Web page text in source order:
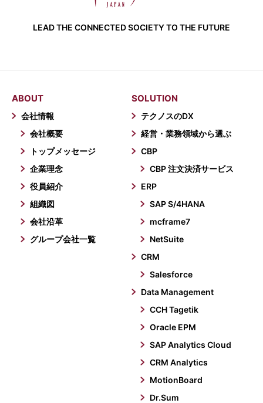
LEAD THE CONNECTED SOCIETY TO THE FUTURE
ABOUT
会社情報
会社概要
トップメッセージ
企業理念
役員紹介
組織図
会社沿革
グループ会社一覧
SOLUTION
テクノスのDX
経営・業務領域から選ぶ
CBP
CBP 注文決済サービス
ERP
SAP S/4HANA
mcframe7
NetSuite
CRM
Salesforce
Data Management
CCH Tagetik
Oracle EPM
SAP Analytics Cloud
CRM Analytics
MotionBoard
Dr.Sum